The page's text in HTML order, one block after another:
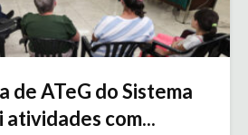
de ATeG do Sistema
atividades com...